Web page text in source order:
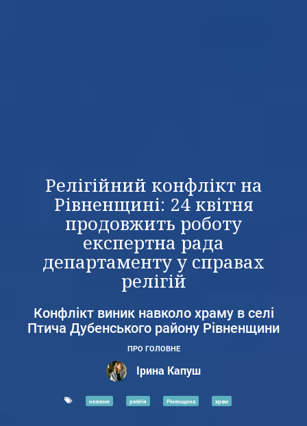
Релігійний конфлікт на
Рівненщині: 24 квітня
продовжить роботу
експертна рада
департаменту у справах
релігій
Конфлікт виник навколо храму в селі
Птича Дубенського району Рівненщини
ПРО ГОЛОВНЕ
Ірина Капуш
новини релігія Ріненщина храм